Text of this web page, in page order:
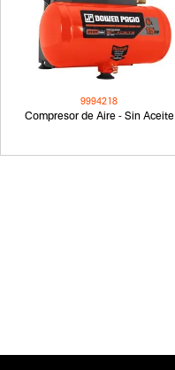
9994218
Compresor de Aire - Sin Aceite